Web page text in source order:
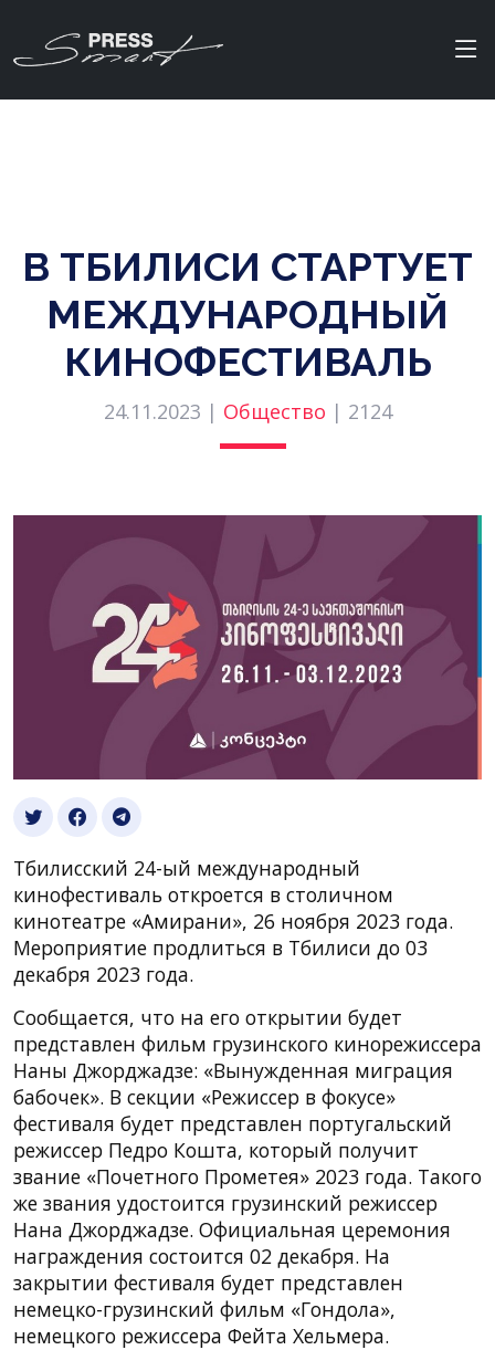
В ТБИЛИСИ СТАРТУЕТ
МЕЖДУНАРОДНЫЙ
КИНОФЕСТИВАЛЬ
24.11.2023 | Общество | 2124
Тбилисский 24-ый международный
кинофестиваль откроется в столичном
кинотеатре «Амирани», 26 ноября 2023 года.
Мероприятие продлиться в Тбилиси до 03
декабря 2023 года.
Сообщается, что на его открытии будет
представлен фильм грузинского кинорежиссера
Наны Джорджадзе: «Вынужденная миграция
бабочек». В секции «Режиссер в фокусе»
фестиваля будет представлен португальский
режиссер Педро Кошта, который получит
звание «Почетного Прометея» 2023 года. Такого
же звания удостоится грузинский режиссер
Нана Джорджадзе. Официальная церемония
награждения состоится 02 декабря. На
закрытии фестиваля будет представлен
немецко-грузинский фильм «Гондола»,
немецкого режиссера Фейта Хельмера.